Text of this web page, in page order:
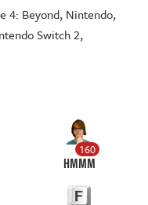
4: Beyond, Nintendo,
Switch 2,
160
HMMM